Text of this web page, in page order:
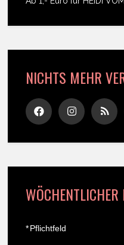
NICHTS MEHR
WÖCHENTLICHER
*Pflichtfeld